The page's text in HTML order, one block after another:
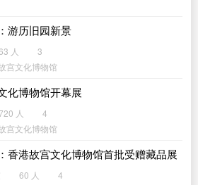
游历旧园新景
人
3
宫文化博物馆
化博物馆开幕展
人
4
宫文化博物馆
香港故宫文化博物馆首批受赠藏品展
60 人
4